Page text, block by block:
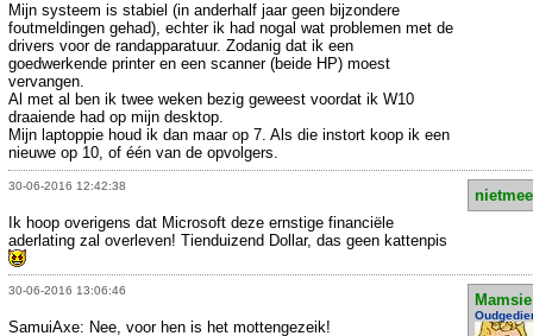
Mijn systeem is stabiel (in anderhalf jaar geen bijzondere
foutmeldingen gehad), echter ik had nogal wat problemen met de
drivers voor de randapparatuur. Zodanig dat ik een
goedwerkende printer en een scanner (beide HP) moest
vervangen.
Al met al ben ik twee weken bezig geweest voordat ik W10
draaiende had op mijn desktop.
Mijn laptoppie houd ik dan maar op 7. Als die instort koop ik een
nieuwe op 10, of één van de opvolgers.
30-06-2016 12:42:38
Ik hoop overigens dat Microsoft deze ernstige financiële
aderlating zal overleven! Tienduizend Dollar, das geen kattenpis
30-06-2016 13:06:46
Mamsie
SamuiAxe: Nee, voor hen is het mottengezeik!